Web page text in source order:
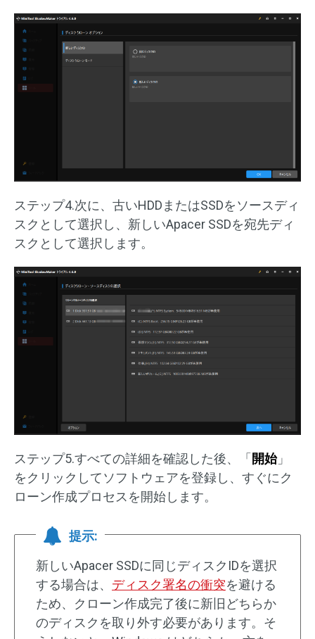
ステップ4.次に、古いHDDまたはSSDをソースディ
スクとして選択し、新しいApacer SSDを宛先ディ
スクとして選択します。
ステップ5.すべての詳細を確認した後、「開始」
をクリックしてソフトウェアを登録し、すぐにク
ローン作成プロセスを開始します。
提示:
新しいApacer SSDに同じディスクIDを選択
する場合は、 ディスク署名の衝突を避ける
ため、クローン作成完了後に新旧どちらか
のディスクを取り外す必要があります。そ